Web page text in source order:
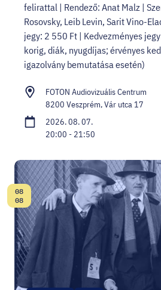
felirattal | Rendező: Anat Malz |
Rosovsky, Leib Levin, Sarit Vino-
jegy: 2 550 Ft | Kedvezményes
korig, diák, nyugdíjas; érvényes
igazolvány bemutatása esetén)
FOTON Audiovizuális Centrum
8200 Veszprém, Vár utca 17
2026. 08. 07.
20:00 - 21:50
Dátum:
08
08